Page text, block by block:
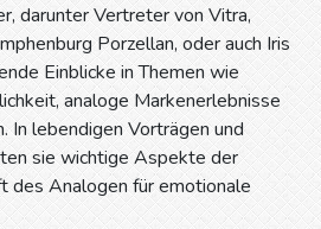
darunter Vertreter von Vitra,
Porzellan, oder auch Iris
Einblicke in Themen wie
analoge Markenerlebnisse
In lebendigen Vorträgen und
sie wichtige Aspekte der
des Analogen für emotionale